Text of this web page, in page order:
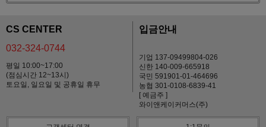
CS CENTER
032-324-0744
평일 10:00~17:00
(점심시간 12~13시)
토요일, 일요일 및 공휴일 휴무
입금안내
기업 137-09499804-026
신한 140-009-665918
국민 591901-01-464696
농협 301-0108-6839-41
[ 예금주 ]
와이앤케이커머스(주)